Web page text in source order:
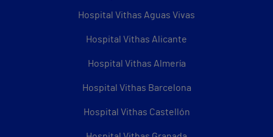
Hospital Vithas Aguas Vivas
Hospital Vithas Alicante
Hospital Vithas Almería
Hospital Vithas Barcelona
Hospital Vithas Castellón